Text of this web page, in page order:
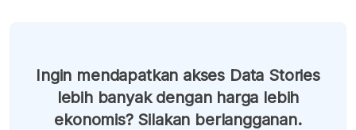
Ingin mendapatkan akses Data Stories
lebih banyak dengan harga lebih
ekonomis? Silakan berlangganan.